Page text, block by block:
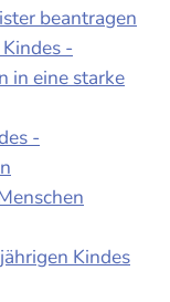
beantragen
-
in eine starke
-
Kindes